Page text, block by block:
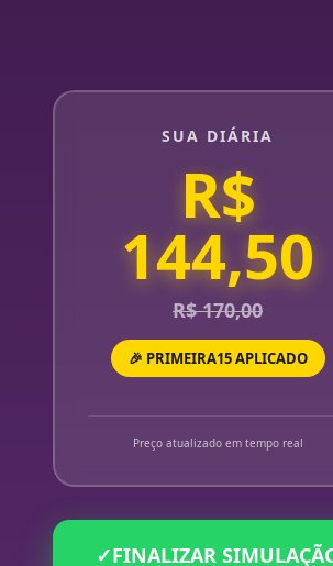
SUA DIÁRIA
R$
144,50
R$ 170,00
🎉 PRIMEIRA15 APLICADO
Preço atualizado em tempo real
✓FINALIZAR